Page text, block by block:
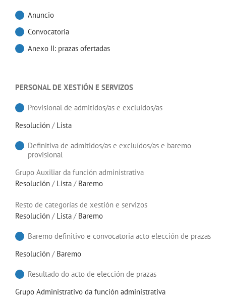
Anuncio
Convocatoria
Anexo II: prazas ofertadas
PERSONAL DE XESTIÓN E SERVIZOS
Provisional de admitidos/as e excluídos/as
Resolución / Lista
Definitiva de admitidos/as e excluídos/as e baremo
provisional
Grupo Auxiliar da función administrativa
Resolución / Lista / Baremo
Resto de categorías de xestión e servizos
Resolución / Lista / Baremo
Baremo definitivo e convocatoria acto elección de prazas
Resolución / Baremo
Resultado do acto de elección de prazas
Grupo Administrativo da función administrativa